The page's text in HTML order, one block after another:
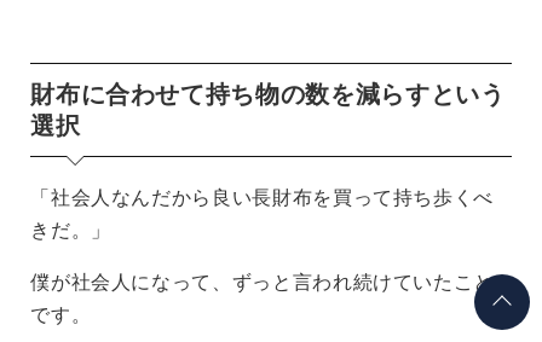
選択
「社会人なんだから良い長財布を買って持ち歩くべ
きだ。」
僕が社会人になって、ずっと言われ続けていたこと
正直、キャッシュレス社会になりつつある中で、ブ